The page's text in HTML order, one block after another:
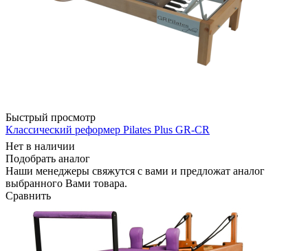
Быстрый просмотр
Классический реформер Pilates Plus GR-CR
Нет в наличии
Подобрать аналог
Наши менеджеры свяжутся с вами и предложат аналог
выбранного Вами товара.
Сравнить